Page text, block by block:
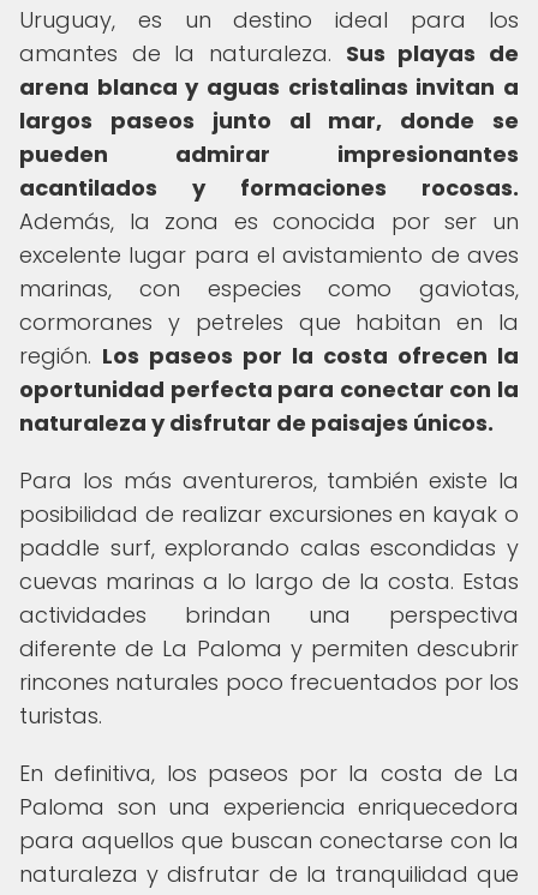
Uruguay, es un destino ideal para los
amantes de la naturaleza. Sus playas de
arena blanca y aguas cristalinas invitan a
largos paseos junto al mar, donde se
pueden admirar impresionantes
acantilados y formaciones rocosas.
Además, la zona es conocida por ser un
excelente lugar para el avistamiento de aves
marinas, con especies como gaviotas,
cormoranes y petreles que habitan en la
región. Los paseos por la costa ofrecen la
oportunidad perfecta para conectar con la
naturaleza y disfrutar de paisajes únicos.
Para los más aventureros, también existe la
posibilidad de realizar excursiones en kayak o
paddle surf, explorando calas escondidas y
cuevas marinas a lo largo de la costa. Estas
actividades brindan una perspectiva
diferente de La Paloma y permiten descubrir
rincones naturales poco frecuentados por los
turistas.
En definitiva, los paseos por la costa de La
Paloma son una experiencia enriquecedora
para aquellos que buscan conectarse con la
naturaleza y disfrutar de la tranquilidad que